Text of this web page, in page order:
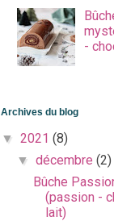
-
Archives du blog
▼ 2021 (8)
▼décembre(2)
Bûche
(passion -
lait)